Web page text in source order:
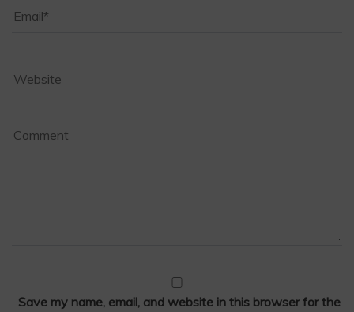
Save my name, email, and website in this browser for the